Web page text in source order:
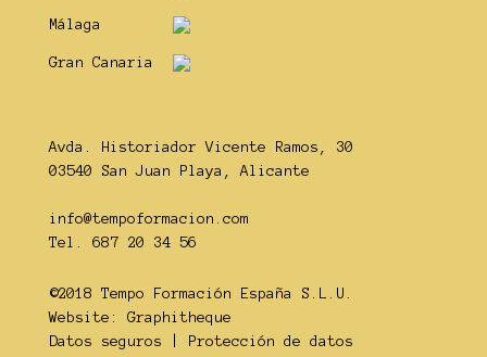
Málaga
Gran Canaria
Avda. Historiador Vicente Ramos, 30
03540 San Juan Playa, Alicante
info@tempoformacion.com
Tel. 687 20 34 56
©2018 Tempo Formación España S.L.U.
Website: Graphitheque
Datos seguros
Protección de datos